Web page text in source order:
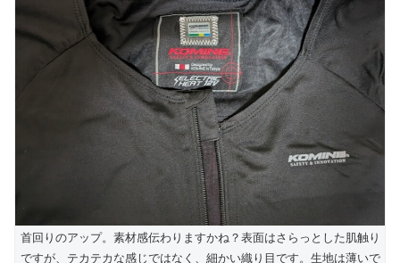
首回りのアップ。素材感伝わりますかね？表面はさらっとした肌触り
ですが、テカテカな感じではなく、細かい織り目です。生地は薄いで